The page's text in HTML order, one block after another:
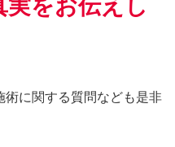
をお伝えし
術に関する質問なども是非